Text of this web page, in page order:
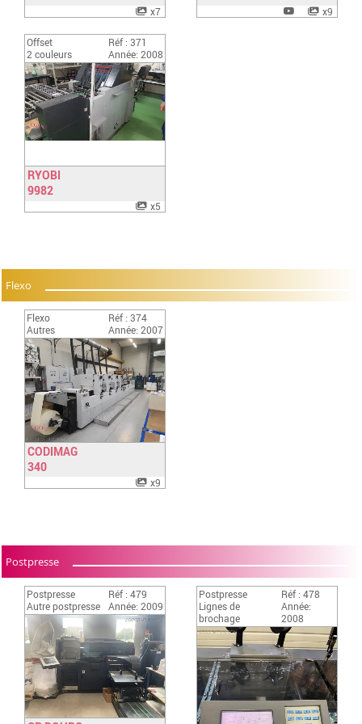
x7 x9
Offset
2 couleurs
Réf : 371
Année: 2008
RYOBI
9982
x5
Flexo
Flexo
Autres
Réf : 374
Année: 2007
CODIMAG
340
x9
Postpresse
Postpresse
Autre postpresse
Réf : 479
Année: 2009
Postpresse
Lignes de
brochage
Réf : 478
Année:
2008